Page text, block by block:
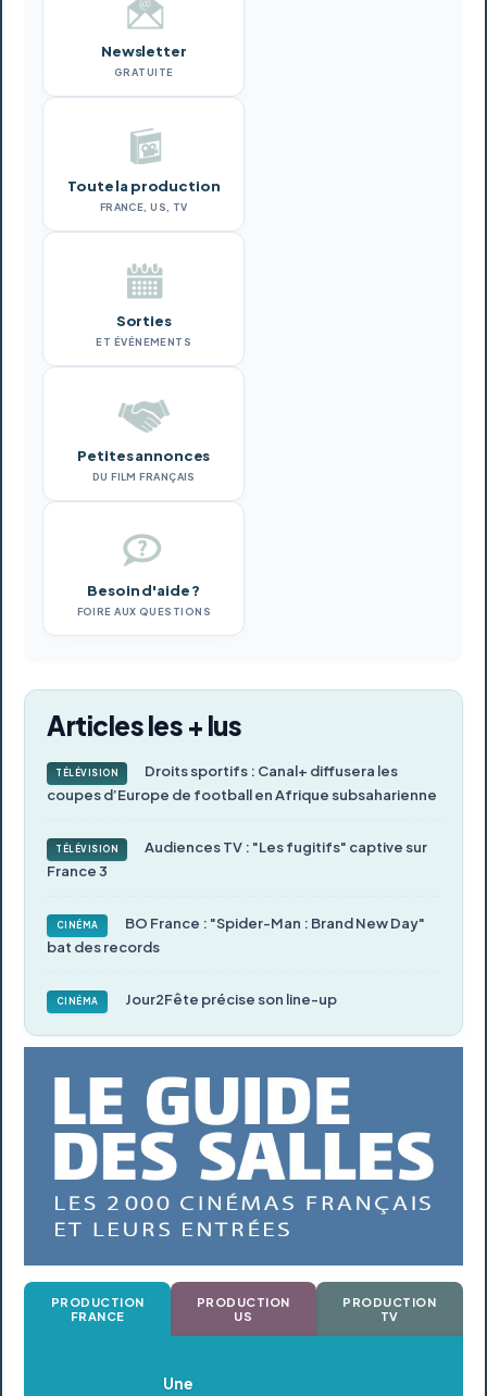
Newsletter
GRATUITE
Toute la production
FRANCE, US, TV
Sorties
ET ÉVÉNEMENTS
Petites annonces
DU FILM FRANÇAIS
Besoin d'aide ?
FOIRE AUX QUESTIONS
Articles les + lus
TÉLÉVISION
Droits sportifs : Canal+ diffusera les
coupes d’Europe de football en Afrique subsaharienne
TÉLÉVISION
Audiences TV : "Les fugitifs" captive sur
France 3
CINÉMA
BO France : "Spider-Man : Brand New Day"
bat des records
CINÉMA Jour2Fête précise son line-up
PRODUCTION
FRANCE
PRODUCTION
US
PRODUCTION
TV
Oldeupe